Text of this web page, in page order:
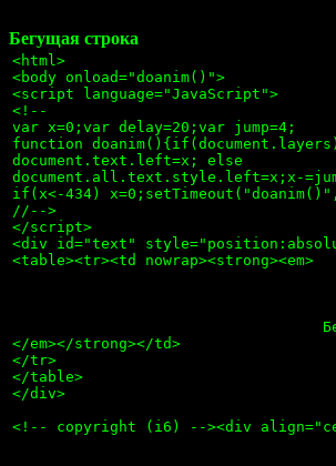
Бегущая строка